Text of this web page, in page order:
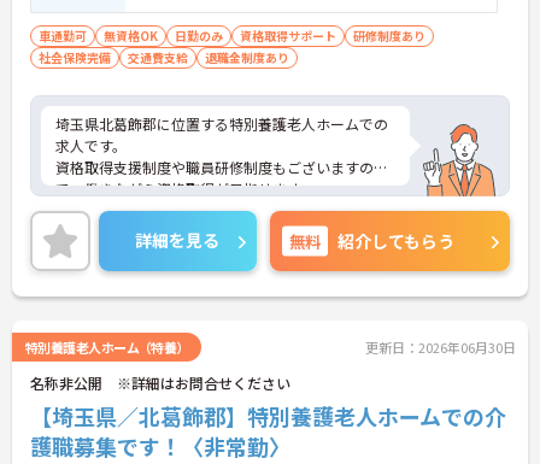
車通勤可 無資格OK 日勤のみ 資格取得サポート
研修制度あり
社会保険完備
交通費支給 退職金制度あり
埼玉県北葛飾郡に位置する特別養護老人ホームでの
求人です。
資格取得支援制度や職員研修制度もございますの
で、働きながら資格取得が目指せます。
ご興味ある方はお気軽にお問い合わせください。
詳細を見る 無料 紹介してもらう
特別養護老人ホーム（特養） 更新日：2026年06月30日
名称非公開 ※詳細はお問合せください
【埼玉県／北葛飾郡】特別養護老人ホームでの介
護職募集です！〈非常勤〉